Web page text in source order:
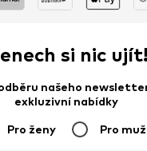
si nic ujít!
našeho
exkluzivní nabídky
Pro ženy Pro